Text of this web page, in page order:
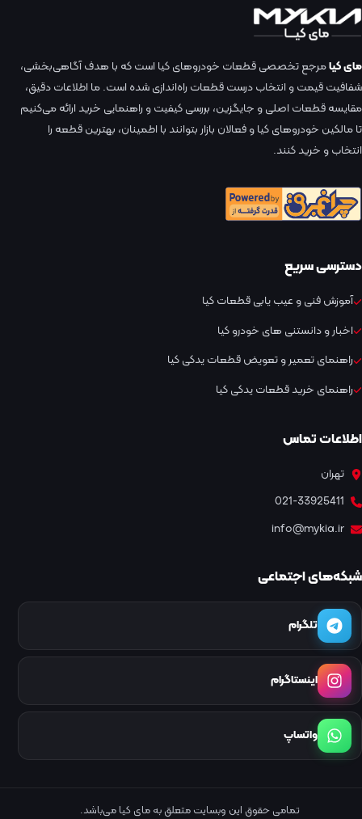
مای کیامرجع تخصصی قطعات خودروهای کیا است که با هدف آگاهی‌بخشی،
شفافیت قیمت و انتخاب درست قطعات راه‌اندازی شده است. ما اطلاعات دقیق،
مقایسه قطعات اصلی و جایگزین، بررسی کیفیت و راهنمایی خرید ارائه می‌کنیم
تا مالکین خودروهای کیا و فعالان بازار بتوانند با اطمینان، بهترین قطعه را
انتخاب و خرید کنند.
دسترسی سریع
آموزش فنی و عیب یابی قطعات کیا
اخبار و دانستنی های خودرو کیا
راهنمای تعمیر و تعویض قطعات یدکی کیا
راهنمای خرید قطعات یدکی کیا
اطلاعات تماس
تهران
021-33925411
info@mykia.ir
شبکه‌های اجتماعی
تلگرام
اینستاگرام
واتساپ
تمامی حقوق این وبسایت متعلق به مای کیا می‌باشد.